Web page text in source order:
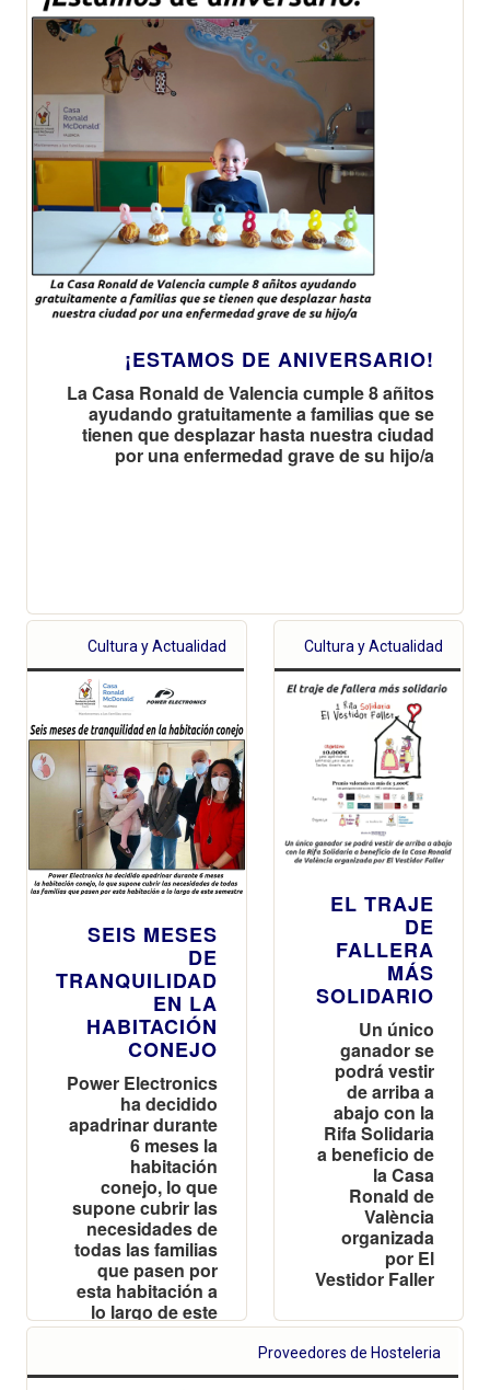
de los
implantes que
realicen
¡ESTAMOS DE ANIVERSARIO!
La Casa Ronald de Valencia cumple 8 añitos
ayudando gratuitamente a familias que se
tienen que desplazar hasta nuestra ciudad
por una enfermedad grave de su hijo/a
Cultura y Actualidad
SEIS MESES
DE
TRANQUILIDAD
EN LA
HABITACIÓN
CONEJO
Power Electronics
ha decidido
apadrinar durante
6 meses la
habitación
conejo, lo que
supone cubrir las
necesidades de
todas las familias
que pasen por
esta habitación a
lo largo de este
semestre
Cultura y Actualidad
EL TRAJE
DE
FALLERA
MÁS
SOLIDARIO
Un único
ganador se
podrá vestir
de arriba a
abajo con la
Rifa Solidaria
a beneficio de
la Casa
Ronald de
València
organizada
por El
Vestidor Faller
Proveedores de Hosteleria